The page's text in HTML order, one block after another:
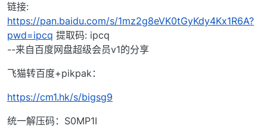
链接:
https://pan.baidu.com/s/1mz2g8eVK0tGyKdy4Kx1R6A?
pwd=ipcq 提取码: ipcq
--来自百度网盘超级会员v1的分享
飞猫转百度+pikpak：
https://cm1.hk/s/bigsg9
统一解压码：S0MP1I